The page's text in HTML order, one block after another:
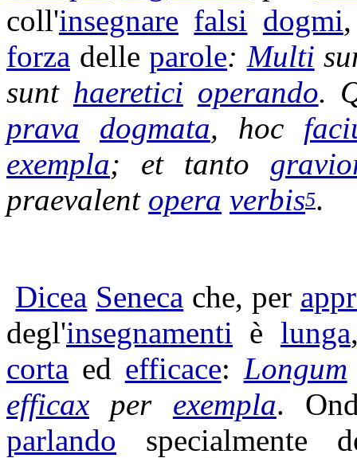
coll'insegnare falsi dogmi
forza delleparole: Multi
sunt haeretici operando.
prava
dogmata, hoc
exempla; et tanto
praevalent opera verbis5.
Dicea Seneca che, per
degl'insegnamenti è lunga
corta ed efficace: Longum
efficax per exempla.
parlando specialmente